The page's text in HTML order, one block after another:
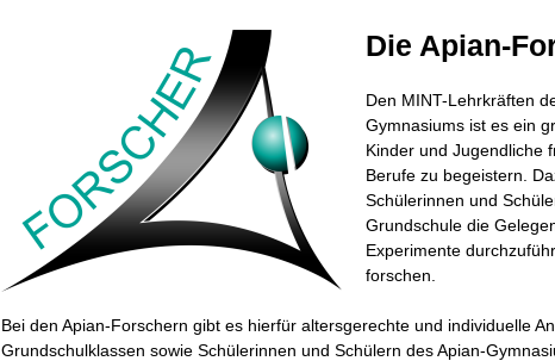
Die Apian-
Den MINT-Lehrkräften
Gymnasiums ist es ein
Kinder und Jugendliche
Berufe zu begeistern.
Schülerinnen und
Grundschule die
Experimente
forschen.
Bei den Apian-Forschern gibt es hierfür altersgerechte und individuelle
Grundschulklassen sowie Schülerinnen und Schülern des Apian-